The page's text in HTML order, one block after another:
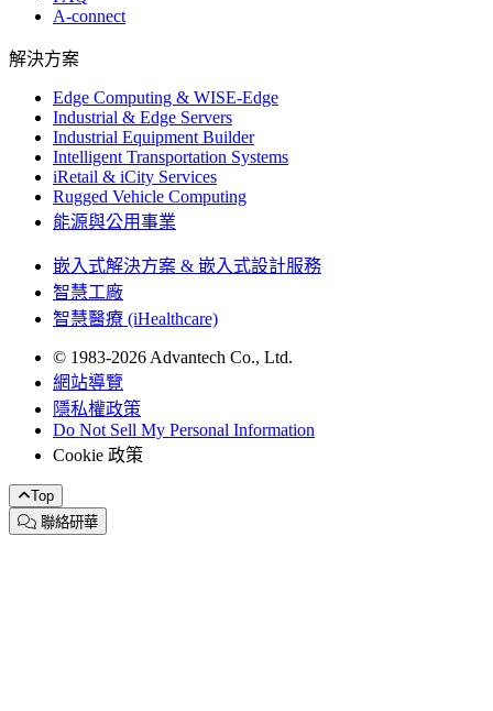
A-connect
解決方案
Edge Computing & WISE-Edge
Industrial & Edge Servers
Industrial Equipment Builder
Intelligent Transportation Systems
iRetail & iCity Services
Rugged Vehicle Computing
能源與公用事業
嵌入式解決方案 & 嵌入式設計服務
智慧工廠
智慧醫療 (iHealthcare)
© 1983-2026 Advantech Co., Ltd.
網站導覽
隱私權政策
Do Not Sell My Personal Information
Cookie 政策
Top
聯絡研華